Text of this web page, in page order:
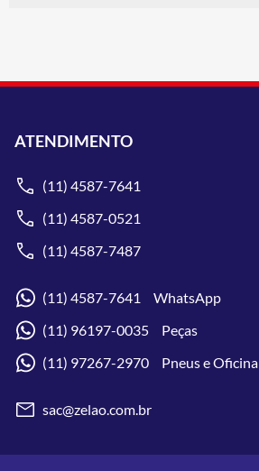
ATENDIMENTO
(11) 4587-7641
(11) 4587-0521
(11) 4587-7487
(11) 4587-7641 WhatsApp
(11) 96197-0035 Peças
(11) 97267-2970 Pneus e Oficina
sac@zelao.com.br